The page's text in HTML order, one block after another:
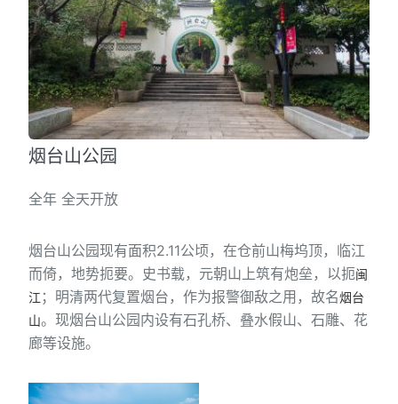
烟台山公园
全年 全天开放
烟台山公园现有面积2.11公顷，在仓前山梅坞顶，临江
而倚，地势扼要。史书载，元朝山上筑有炮垒，以扼闽
江 ；明清两代复置烟台，作为报警御敌之用，故名烟台
山。现烟台山公园内设有石孔桥、叠水假山、石雕、花
廊等设施。